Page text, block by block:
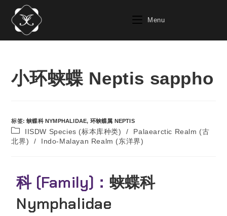
Menu
小环蛱蝶 Neptis sappho
标签:蛱蝶科 NYMPHALIDAE, 环蛱蝶属 NEPTIS
IISDW Species (标本库种类) /
Palaearctic Realm (古
北界)
/ Indo-Malayan Realm (东洋界)
科 (Family)： 蛱蝶科
Nymphalidae